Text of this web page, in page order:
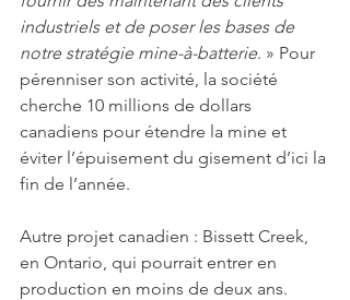
industriels et de poser les bases de
notre stratégie mine-à-batterie. » Pour
pérenniser son activité, la société
cherche 10 millions de dollars
canadiens pour étendre la mine et
éviter l’épuisement du gisement d’ici la
fin de l’année.
Autre projet canadien : Bissett Creek,
en Ontario, qui pourrait entrer en
production en moins de deux ans.